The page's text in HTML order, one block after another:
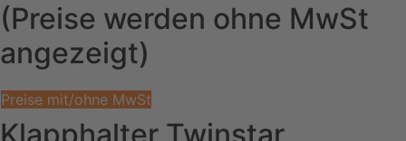
(Preise werden ohne MwSt
angezeigt)
Preise mit/ohne MwSt